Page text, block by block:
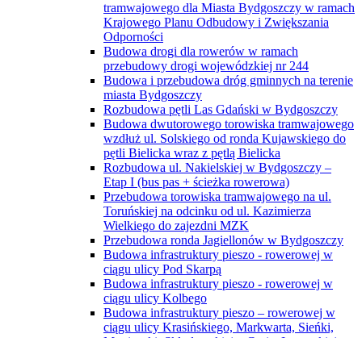
tramwajowego dla Miasta Bydgoszczy w ramach
Krajowego Planu Odbudowy i Zwiększania
Odporności
Budowa drogi dla rowerów w ramach
przebudowy drogi wojewódzkiej nr 244
Budowa i przebudowa dróg gminnych na terenie
miasta Bydgoszczy
Rozbudowa pętli Las Gdański w Bydgoszczy
Budowa dwutorowego torowiska tramwajowego
wzdłuż ul. Solskiego od ronda Kujawskiego do
pętli Bielicka wraz z pętlą Bielicka
Rozbudowa ul. Nakielskiej w Bydgoszczy –
Etap I (bus pas + ścieżka rowerowa)
Przebudowa torowiska tramwajowego na ul.
Toruńskiej na odcinku od ul. Kazimierza
Wielkiego do zajezdni MZK
Przebudowa ronda Jagiellonów w Bydgoszczy
Budowa infrastruktury pieszo - rowerowej w
ciągu ulicy Pod Skarpą
Budowa infrastruktury pieszo - rowerowej w
ciągu ulicy Kolbego
Budowa infrastruktury pieszo – rowerowej w
ciągu ulicy Krasińskiego, Markwarta, Sieńki,